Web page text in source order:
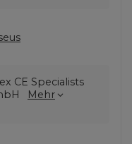
CE Specialists
Mehr